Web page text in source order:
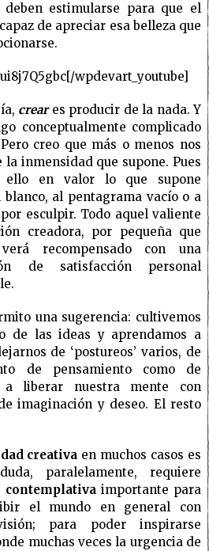
estimularse para que el
de apreciar esa belleza que
wpdevart_youtube]
creares producir de la nada. Y
conceptualmente complicado
creo que más o menos nos
la inmensidad que supone. Pues
ello en valor lo que supone
al pentagrama vacío o a
esculpir. Todo aquel valiente
creadora, por pequeña que
recompensado con una
de satisfacción personal
una sugerencia: cultivemos
de las ideas y aprendamos a
de ‘postureos’ varios, de
de pensamiento como de
a liberar nuestra mente con
imaginación y deseo. El resto
creativa en muchos casos es
paralelamente, requiere
contemplativa importante para
el mundo en general con
para poder inspirarse
muchas veces la urgencia de